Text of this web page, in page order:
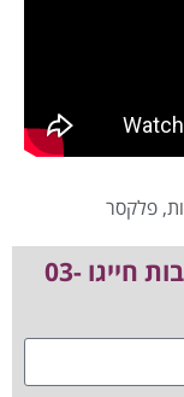
, פלקסר
לקבלת ייעוץ מקדים ללא התחייבות חייגו 03-